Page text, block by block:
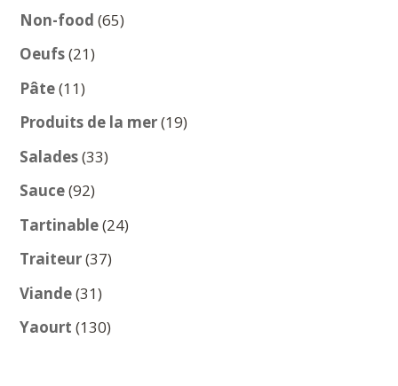
produits
Non-food 6565
Oeufs 2121
Pâte 1111
produits
Produits de la mer 1919
Salades 3333
Sauce 9292
produits
Tartinable 2424
Traiteur 3737
Viande 3131
produits
Yaourt 130130